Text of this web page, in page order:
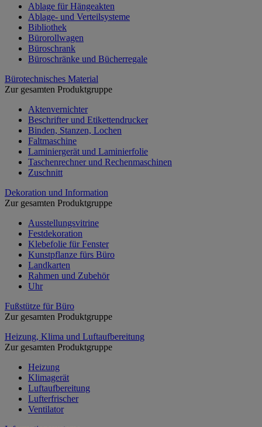
Ablage für Hängeakten
Ablage- und Verteilsysteme
Bibliothek
Bürorollwagen
Büroschrank
Büroschränke und Bücherregale
Bürotechnisches Material
Zur gesamten Produktgruppe
Aktenvernichter
Beschrifter und Etikettendrucker
Binden, Stanzen, Lochen
Faltmaschine
Laminiergerät und Laminierfolie
Taschenrechner und Rechenmaschinen
Zuschnitt
Dekoration und Information
Zur gesamten Produktgruppe
Ausstellungsvitrine
Festdekoration
Klebefolie für Fenster
Kunstpflanze fürs Büro
Landkarten
Rahmen und Zubehör
Uhr
Fußstütze für Büro
Zur gesamten Produktgruppe
Heizung, Klima und Luftaufbereitung
Zur gesamten Produktgruppe
Heizung
Klimagerät
Luftaufbereitung
Lufterfrischer
Ventilator